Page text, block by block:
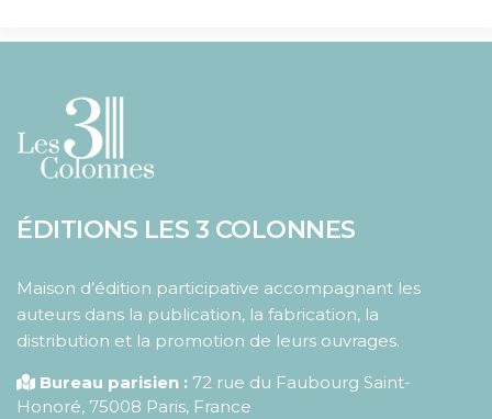
ÉDITIONS LES 3 COLONNES
Maison d’édition participative accompagnant les
auteurs dans la publication, la fabrication, la
distribution et la promotion de leurs ouvrages.
Bureau parisien : 72 rue du Faubourg Saint-
Honoré, 75008 Paris, France